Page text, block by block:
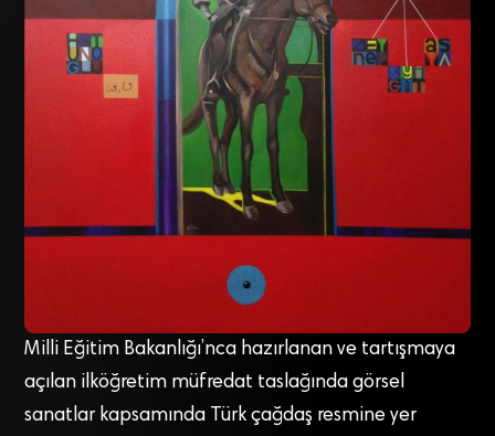
Milli Eğitim Bakanlığı’nca hazırlanan ve tartışmaya
açılan ilköğretim müfredat taslağında görsel
sanatlar kapsamında Türk çağdaş resmine yer